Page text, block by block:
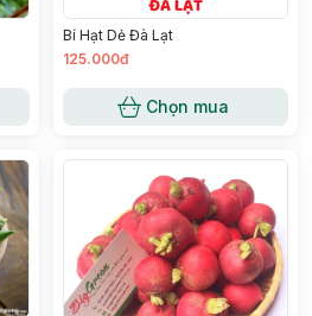
Bí Hạt Dẻ Đà Lạt
125.000đ
Chọn mua